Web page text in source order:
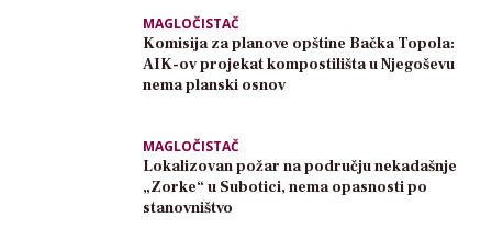
MAGLOČISTAČ
Komisija za planove opštine Bačka Topola:
AIK-ov projekat kompostilišta u Njegoševu
nema planski osnov
MAGLOČISTAČ
Lokalizovan požar na području nekadašnje
„Zorke“ u Subotici, nema opasnosti po
stanovništvo